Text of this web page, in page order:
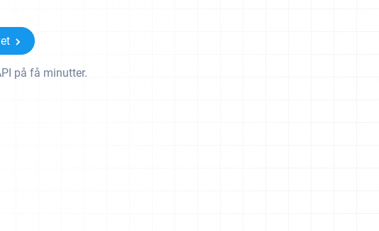
på få minutter.